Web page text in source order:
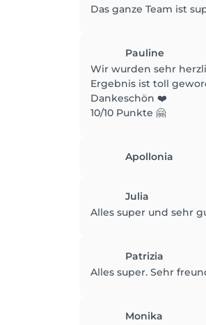
Das ganze Team ist
Pauline
Wir wurden sehr
Ergebnis ist toll
Dankeschön ❤️
10/10 Punkte 🤗
Apollonia
Julia
Alles super und sehr
Patrizia
Alles super. Sehr
Monika